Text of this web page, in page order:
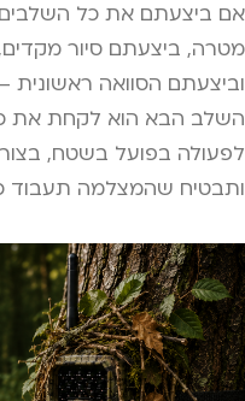
אם ביצעתם את כל
מטרה, ביצעתם סיור
וביצעתם הסוואה
השלב הבא הוא לקחת את
לפעולה בפועל בשטח,
ותבטיח שהמצלמה תעבוד